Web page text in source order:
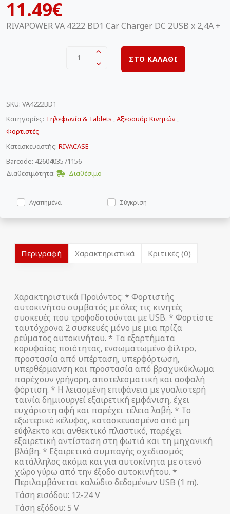
11.49€
RIVAPOWER VA 4222 BD1 Car Charger DC 2USB x 2,4A +
1 ΣΤΟ ΚΑΛΑΘΙ
SKU: VA4222BD1
Κατηγορίες: Τηλεφωνία & Tablets ,Αξεσουάρ Κινητών ,
Φορτιστές
Κατασκευαστής: RIVACASE
Barcode: 4260403571156
Διαθεσιμότητα:
Διαθέσιμο
Αγαπημένα Σύγκριση
Περιγραφή Χαρακτηριστικά Κριτικές (0)
Χαρακτηριστικά Προϊόντος: * Φορτιστής
αυτοκινήτου συμβατός με όλες τις κινητές
συσκευές που τροφοδοτούνται με USB. * Φορτίστε
ταυτόχρονα 2 συσκευές μόνο με μια πρίζα
ρεύματος αυτοκινήτου. * Τα εξαρτήματα
κορυφαίας ποιότητας, ενσωματωμένο φίλτρο,
προστασία από υπέρταση, υπερφόρτωση,
υπερθέρμανση και προστασία από βραχυκύκλωμα
παρέχουν γρήγορη, αποτελεσματική και ασφαλή
φόρτιση. * Η λειασμένη επιφάνεια με γυαλιστερή
ταινία δημιουργεί εξαιρετική εμφάνιση, έχει
ευχάριστη αφή και παρέχει τέλεια λαβή. * Το
εξωτερικό κέλυφος, κατασκευασμένο από μη
εύφλεκτο και ανθεκτικό πλαστικό, παρέχει
εξαιρετική αντίσταση στη φωτιά και τη μηχανική
βλάβη. * Εξαιρετικά συμπαγής σχεδιασμός
κατάλληλος ακόμα και για αυτοκίνητα με στενό
χώρο γύρω από την έξοδο αυτοκινήτου. *
Περιλαμβάνεται καλώδιο δεδομένων USB (1 m).
Τάση εισόδου: 12-24 V
Τάση εξόδου: 5 V